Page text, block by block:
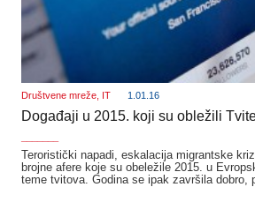
Društvene mreže IT 1.01.16
Događaji u 2015. koji su obležili
Teroristički napadi, eskalacija migrantske
brojne afere koje su obeležile 2015. u
teme tvitova. Godina se ipak završila dobro,